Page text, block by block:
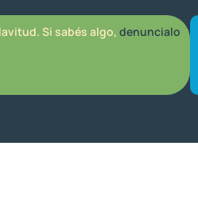
Si sabés algo, denuncialo